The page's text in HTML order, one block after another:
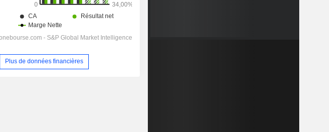
Plus de données financières